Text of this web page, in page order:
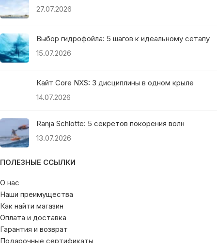
27.07.2026
Выбор гидрофойла: 5 шагов к идеальному сетапу
15.07.2026
Кайт Core NXS: 3 дисциплины в одном крыле
14.07.2026
Ranja Schlotte: 5 секретов покорения волн
13.07.2026
ПОЛЕЗНЫЕ ССЫЛКИ
О нас
Наши преимущества
Как найти магазин
Оплата и доставка
Гарантия и возврат
Подарочные сертификаты